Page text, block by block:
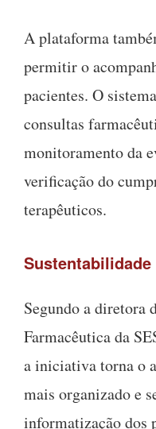
A plataforma
permitir o
pacientes. O
consultas
monitoramento da
verificação do
terapêuticos.
Sustentabilidade
Segundo a diretora
Farmacêutica da
a iniciativa torna o
mais organizado e
informatização dos